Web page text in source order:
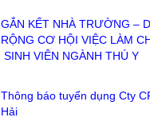
GẮN KẾT NHÀ TRƯỜNG –
RỘNG CƠ HỘI VIỆC LÀM
SINH VIÊN NGÀNH THÚ Y
Thông báo tuyển dụng Cty
Hải